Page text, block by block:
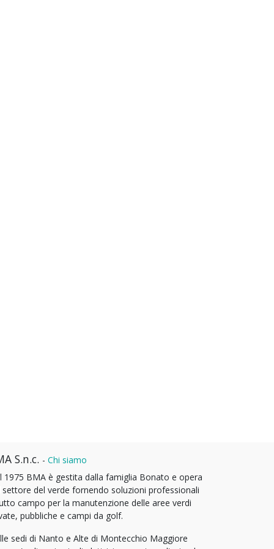
S.n.c. - Chi siamo
1975 BMA è gestita dalla famiglia Bonato e opera
settore del verde fornendo soluzioni professionali
campo per la manutenzione delle aree verdi
pubbliche e campi da golf.
sedi di Nanto e Alte di Montecchio Maggiore